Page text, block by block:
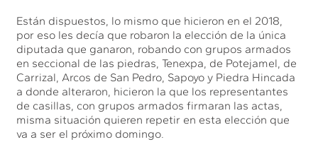
Están dispuestos, lo mismo que hicieron en el 2018,
por eso les decía que robaron la elección de la única
diputada que ganaron, robando con grupos armados
en seccional de las piedras, Tenexpa, de Potejamel, de
Carrizal, Arcos de San Pedro, Sapoyo y Piedra Hincada
a donde alteraron, hicieron la que los representantes
de casillas, con grupos armados firmaran las actas,
misma situación quieren repetir en esta elección que
va a ser el próximo domingo.